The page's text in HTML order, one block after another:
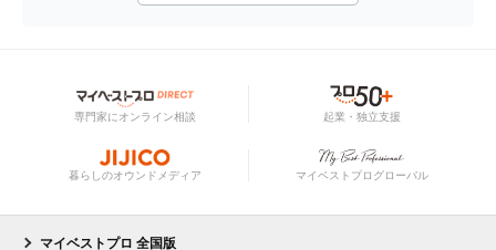
専門家にオンライン相談 起業・独立支援
暮らしのオウンドメディア マイベストプログローバル
マイベストプロ 全国版